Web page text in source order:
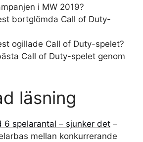
i MW 2019?
bortglömda Call of Duty-
ogillade Call of Duty-spelet?
Call of Duty-spelet genom
läsning
6 spelarantal – sjunker det –
mellan konkurrerande